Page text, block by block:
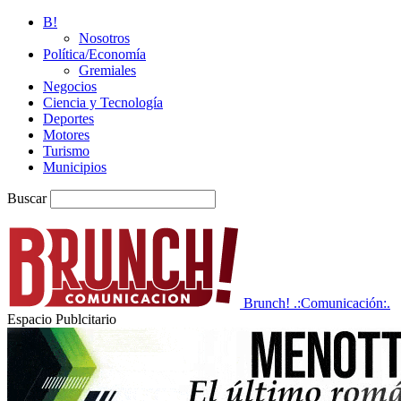
B!
Nosotros
Política/Economía
Gremiales
Negocios
Ciencia y Tecnología
Deportes
Motores
Turismo
Municipios
Buscar
Brunch! .:Comunicación:.
Espacio Publcitario